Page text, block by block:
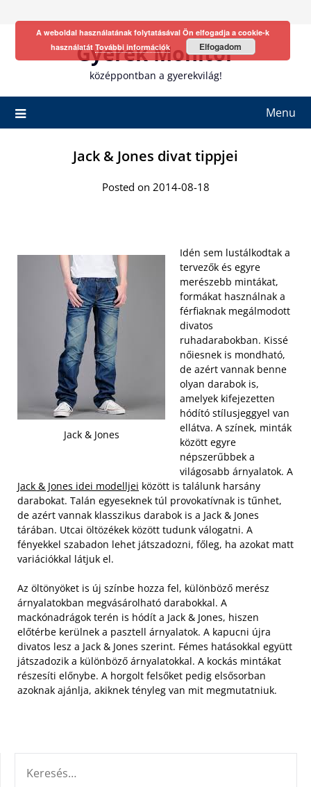
Gyerek Monitor
középpontban a gyerekvilág!
Menu
Jack & Jones divat tippjei
Posted on 2014-08-18
Jack & Jones
Idén sem lustálkodtak a
tervezők és egyre
merészebb mintákat,
formákat használnak a
férfiaknak megálmodott
divatos
ruhadarabokban. Kissé
nőiesnek is mondható,
de azért vannak benne
olyan darabok is,
amelyek kifejezetten
hódító stílusjeggyel van
ellátva. A színek, minták
között egyre
népszerűbbek a
világosabb árnyalatok. A
Jack & Jones idei modelljei között is találunk harsány
darabokat. Talán egyeseknek túl provokatívnak is tűnhet,
de azért vannak klasszikus darabok is a Jack & Jones
tárában. Utcai öltözékek között tudunk válogatni. A
fényekkel szabadon lehet játszadozni, főleg, ha azokat matt
variációkkal látjuk el.
Az öltönyöket is új színbe hozza fel, különböző merész
árnyalatokban megvásárolható darabokkal. A
mackónadrágok terén is hódít a Jack & Jones, hiszen
előtérbe kerülnek a pasztell árnyalatok. A kapucni újra
divatos lesz a Jack & Jones szerint. Fémes hatásokkal együtt
játszadozik a különböző árnyalatokkal. A kockás mintákat
részesíti előnybe. A horgolt felsőket pedig elsősorban
azoknak ajánlja, akiknek tényleg van mit megmutatniuk.
A weboldal használatának folytatásával Ön elfogadja a cookie-k
használatát További információk Elfogadom